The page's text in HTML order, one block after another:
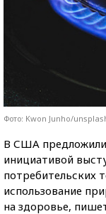
Фото: Kwon Junho/
В США предложили
инициативой
потребительских
использование
на здоровье,